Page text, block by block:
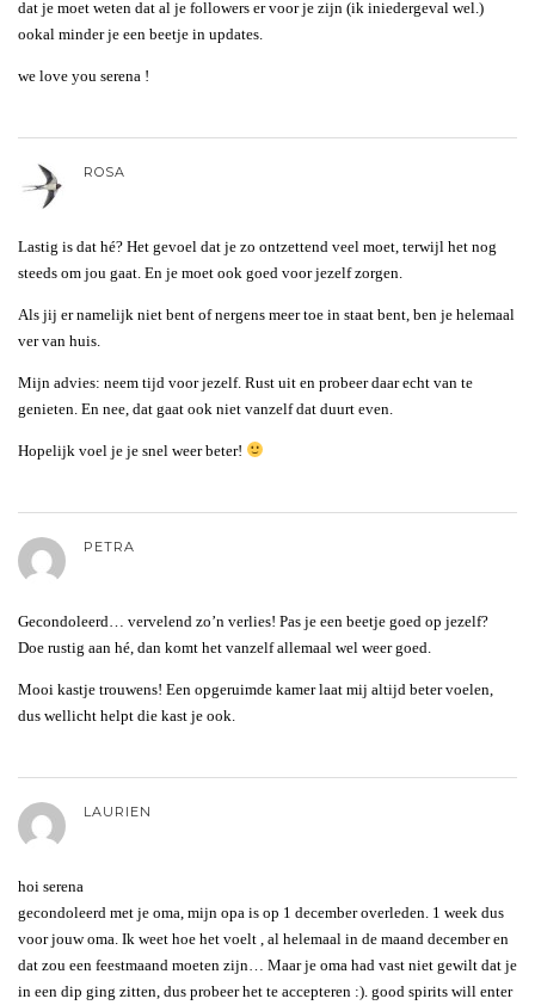
dat je moet weten dat al je followers er voor je zijn (ik iniedergeval wel.)
ookal minder je een beetje in updates.
we love you serena !
ROSA
Lastig is dat hé? Het gevoel dat je zo ontzettend veel moet, terwijl het nog
steeds om jou gaat. En je moet ook goed voor jezelf zorgen.
Als jij er namelijk niet bent of nergens meer toe in staat bent, ben je helemaal
ver van huis.
Mijn advies: neem tijd voor jezelf. Rust uit en probeer daar echt van te
genieten. En nee, dat gaat ook niet vanzelf dat duurt even.
Hopelijk voel je je snel weer beter!
PETRA
Gecondoleerd… vervelend zo’n verlies! Pas je een beetje goed op jezelf?
Doe rustig aan hé, dan komt het vanzelf allemaal wel weer goed.
Mooi kastje trouwens! Een opgeruimde kamer laat mij altijd beter voelen,
dus wellicht helpt die kast je ook.
LAURIEN
hoi serena
gecondoleerd met je oma, mijn opa is op 1 december overleden. 1 week dus
voor jouw oma. Ik weet hoe het voelt , al helemaal in de maand december en
dat zou een feestmaand moeten zijn… Maar je oma had vast niet gewilt dat je
in een dip ging zitten, dus probeer het te accepteren :). good spirits will enter